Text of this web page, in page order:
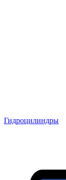
Гидроцилиндры